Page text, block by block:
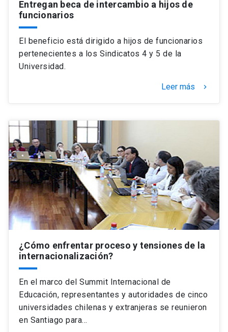
Entregan beca de intercambio a hijos de
funcionarios
El beneficio está dirigido a hijos de funcionarios
pertenecientes a los Sindicatos 4 y 5 de la
Universidad.
Leer más keyboard_arrow_right
¿Cómo enfrentar proceso y tensiones de la
internacionalización?
En el marco del Summit Internacional de
Educación, representantes y autoridades de cinco
universidades chilenas y extranjeras se reunieron
en Santiago para…